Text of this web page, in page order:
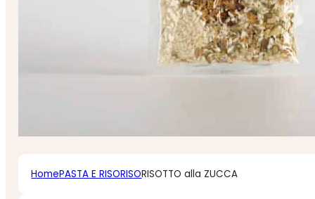
HomePASTA E RISORISORISOTTO alla ZUCCA